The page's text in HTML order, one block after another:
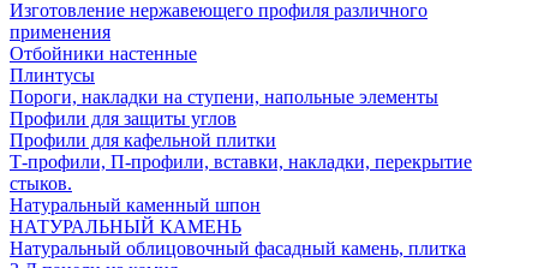
Изготовление нержавеющего профиля различного
применения
Отбойники настенные
Плинтусы
Пороги, накладки на ступени, напольные элементы
Профили для защиты углов
Профили для кафельной плитки
Т-профили, П-профили, вставки, накладки, перекрытие
стыков.
Натуральный каменный шпон
НАТУРАЛЬНЫЙ КАМЕНЬ
Натуральный облицовочный фасадный камень, плитка